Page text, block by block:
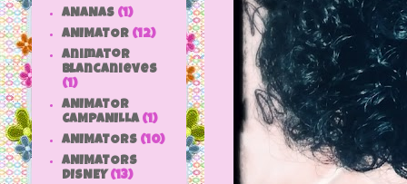
ANANAS (1)
ANIMATOR (12)
animator
blancanieves
(1)
ANIMATOR
CAMPANILLA (1)
ANIMATORS (10)
ANIMATORS
DISNEY (13)